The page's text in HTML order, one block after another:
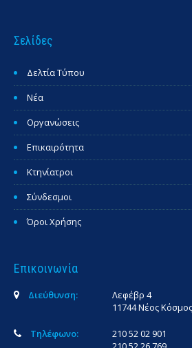
Σελίδες
Δελτία Τύπου
Νέα
Οργανώσεις
Επικαιρότητα
Κτηνίατροι
Σύνδεσμοι
Όροι Χρήσης
Επικοινωνία
Διεύθυνση:
Λεφέβρ 4
11744 Νέος
Τηλέφωνο:
210 52 02 901